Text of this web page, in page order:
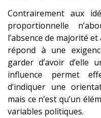
Contrairement aux
proportionnelle
l’absence de majorité
répond à une
garder d’avoir d’elle
influence permet
d’indiquer une
mais ce n’est qu’un
variables politiques.